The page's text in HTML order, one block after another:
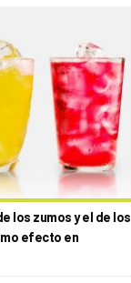
los zumos y el de los
efecto en